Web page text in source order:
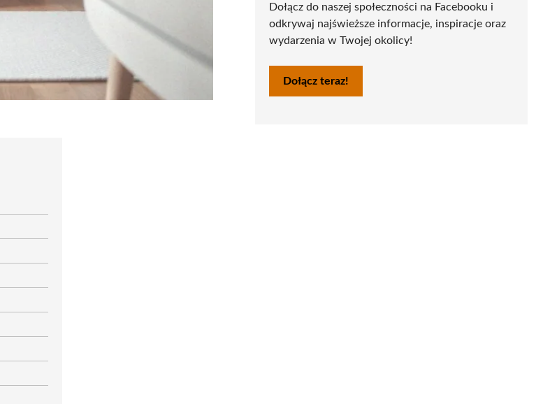
Dołącz do naszej społeczności na Facebooku i
odkrywaj najświeższe informacje, inspiracje oraz
wydarzenia w Twojej okolicy!
Dołącz teraz!